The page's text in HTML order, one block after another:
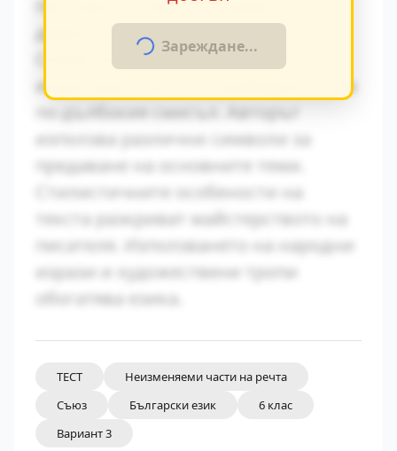
противопоставяне създава
драматично напрежение.
Символиката в произведението
играе важна роля за разбирането на
използва различни символи за
предаване на основните теми.
Стилистичните особености на
текста разкриват майстерството на
писателя. Използването на народни
изрази и художествени тропи
обогатява езика.
Зареждане...
ТЕСТ
Неизменяеми части на речта
Съюз
Български език
6 клас
Вариант 3